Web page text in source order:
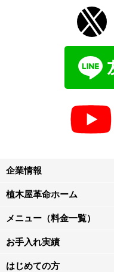
企業情報
植木屋革命ホーム
メニュー（料金一覧）
お手入れ実績
はじめての方